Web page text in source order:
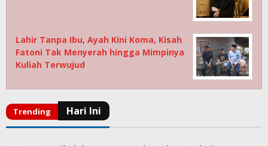
Lahir Tanpa Ibu, Ayah Kini Koma, Kisah
Fatoni Tak Menyerah hingga Mimpinya
Kuliah Terwujud